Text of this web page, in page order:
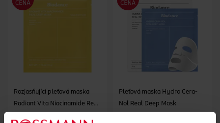
Rozjasňující pleťová maska
Radiant Vita Niacinamide Real
Biodance 34 g
Pleťová maska Hydro Cera-
Nol Real Deep Mask